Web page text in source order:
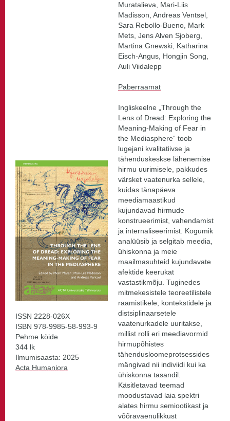
ISSN 2228-026X
ISBN 978-9985-58-993-9
Pehme köide
344 lk
Ilmumisaasta: 2025
Acta Humaniora
Muratalieva, Mari-Liis
Madisson, Andreas Ventsel,
Sara Rebollo-Bueno, Mark
Mets, Jens Alven Sjoberg,
Martina Gnewski, Katharina
Eisch-Angus, Hongjin Song,
Auli Viidalepp
Paberraamat
Ingliskeelne „Through the
Lens of Dread: Exploring the
Meaning-Making of Fear in
the Mediasphere“ toob
lugejani kvalitatiivse ja
tähenduskeskse lähenemise
hirmu uurimisele, pakkudes
värsket vaatenurka sellele,
kuidas tänapäeva
meediamaastikud
kujundavad hirmude
konstrueerimist, vahendamist
ja internaliseerimist. Kogumik
analüüsib ja selgitab meedia,
ühiskonna ja meie
maailmasuhteid kujundavate
afektide keerukat
vastastikmõju. Tuginedes
mitmekesistele teoreetilistele
raamistikele, kontekstidele ja
distsiplinaarsetele
vaatenurkadele uuritakse,
millist rolli eri meediavormid
hirmupõhistes
tähendusloomeprotsessides
mängivad nii indiviidi kui ka
ühiskonna tasandil.
Käsitletavad teemad
moodustavad laia spektri
alates hirmu semiootikast ja
võõravaenulikkust